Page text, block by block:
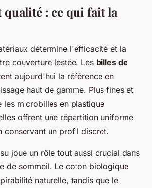
qualité : ce qui fait la
détermine l'efficacité et la
couverture lestée. Les billes de
aujourd'hui la référence en
haut de gamme. Plus fines et
les microbilles en plastique
offrent une répartition uniforme
conservant un profil discret.
joue un rôle tout aussi crucial dans
de sommeil. Le coton biologique
naturelle, tandis que le